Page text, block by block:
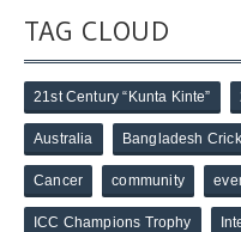
TAG CLOUD
21st Century “Kunta Kinte”
Australia Bangladesh
Cancer community
ICC Champions Trophy